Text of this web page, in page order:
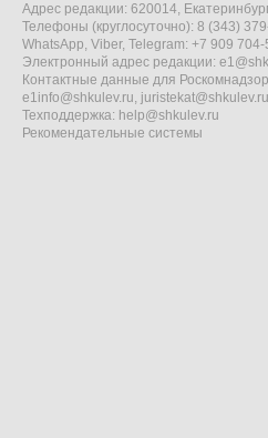
Адрес редакции: 620014,
Телефоны (круглосуточно): 8 (343)
WhatsApp, Viber, Telegram: +7 909 704-
Электронный адрес редакции:
Контактные данные для
e1info@shkulev.ru, juristekat@shkulev.ru
Техподдержка: help@shkulev.ru
Рекомендательные системы